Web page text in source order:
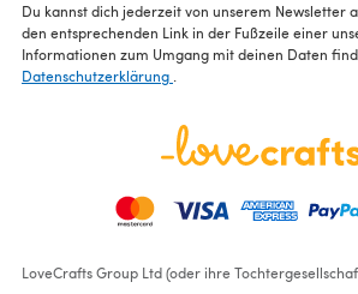
Du kannst dich jederzeit von unserem Newsletter
den entsprechenden Link in der Fußzeile einer
Informationen zum Umgang mit deinen Daten
Datenschutzerklärung
LoveCrafts Group Ltd (oder ihre